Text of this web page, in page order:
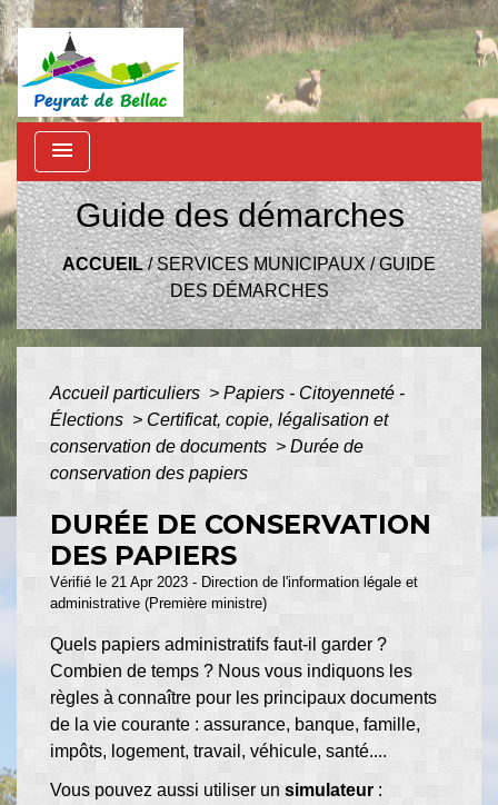
menu
Guide des démarches
ACCUEIL/SERVICES MUNICIPAUX/GUIDE
DES DÉMARCHES
Accueil particuliers > Papiers - Citoyenneté -
Élections > Certificat, copie, légalisation et
conservation de documents > Durée de
conservation des papiers
DURÉE DE CONSERVATION
DES PAPIERS
Vérifié le 21 Apr 2023 - Direction de l'information légale et
administrative (Première ministre)
Quels papiers administratifs faut-il garder ?
Combien de temps ? Nous vous indiquons les
règles à connaître pour les principaux documents
de la vie courante : assurance, banque, famille,
impôts, logement, travail, véhicule, santé....
Vous pouvez aussi utiliser un simulateur :